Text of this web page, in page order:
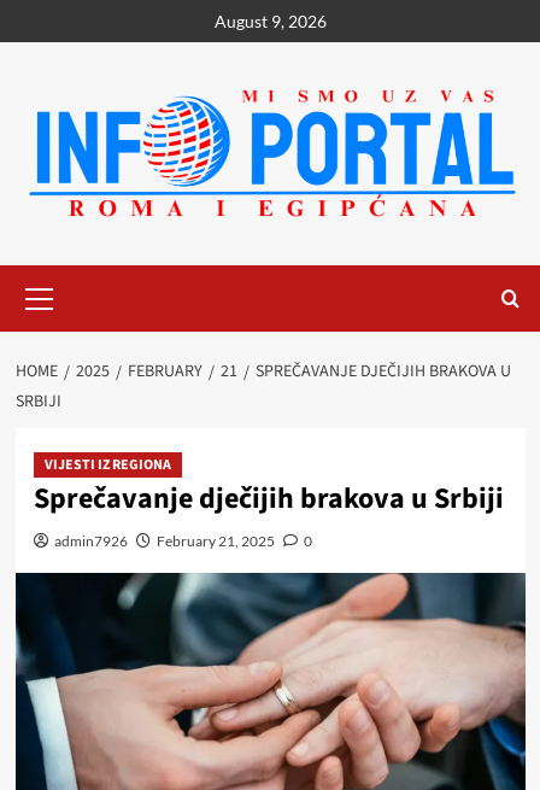
to
August 9, 2026
Menu
HOME 2025 FEBRUARY 21
SPREČAVANJE DJEČIJIH BRAKOVA U
SRBIJI
VIJESTI IZ REGIONA
Sprečavanje dječijih brakova u Srbiji
admin7926 February 21, 2025 0